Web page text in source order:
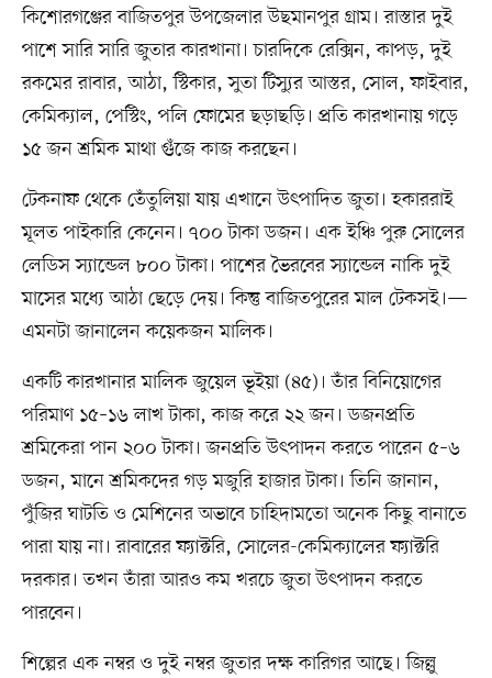
কিশোরগঞ্জের বাজিতপুর উপজেলার উছমানপুর গ্রাম। রাস্তার দুই
পাশে সারি সারি জুতার কারখানা। চারদিকে রেক্সিন, কাপড়, দুই
রকমের রাবার, আঠা, স্টিকার, সুতা টিস্যুর আস্তর, সোল, ফাইবার,
কেমিক্যাল, পেস্টিং, পলি ফোমের ছড়াছড়ি। প্রতি কারখানায় গড়ে
১৫ জন শ্রমিক মাথা গুঁজে কাজ করছেন।
টেকনাফ থেকে তেঁতুলিয়া যায় এখানে উৎপাদিত জুতা। হকাররাই
মূলত পাইকারি কেনেন। ৭০০ টাকা ডজন। এক ইঞ্চি পুরু সোলের
লেডিস স্যান্ডেল ৮০০ টাকা। পাশের ভৈরবের স্যান্ডেল নাকি দুই
মাসের মধ্যে আঠা ছেড়ে দেয়। কিন্তু বাজিতপুরের মাল টেকসই।—
এমনটা জানালেন কয়েকজন মালিক।
একটি কারখানার মালিক জুয়েল ভূইয়া (৪৫)। তাঁর বিনিয়োগের
পরিমাণ ১৫–১৬ লাখ টাকা, কাজ করে ২২ জন। ডজনপ্রতি
শ্রমিকেরা পান ২০০ টাকা। জনপ্রতি উৎপাদন করতে পারেন ৫–৬
ডজন, মানে শ্রমিকদের গড় মজুরি হাজার টাকা। তিনি জানান,
পুঁজির ঘাটতি ও মেশিনের অভাবে চাহিদামতো অনেক কিছু বানাতে
পারা যায় না। রাবারের ফ্যাক্টরি, সোলের-কেমিক্যালের ফ্যাক্টরি
দরকার। তখন তাঁরা আরও কম খরচে জুতা উৎপাদন করতে
পারবেন।
শিল্পের এক নম্বর ও দুই নম্বর জুতার দক্ষ কারিগর আছে। জিল্লু